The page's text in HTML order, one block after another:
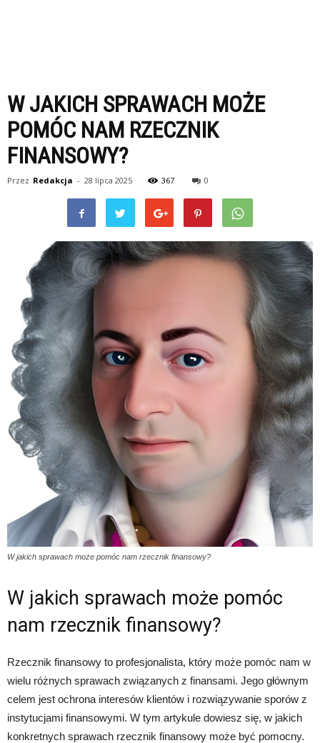
W JAKICH SPRAWACH MOŻE
POMÓC NAM RZECZNIK
FINANSOWY?
Przez Redakcja - 28 lipca 2025 367 0
W jakich sprawach może pomóc nam rzecznik finansowy?
W jakich sprawach może pomóc
nam rzecznik finansowy?
Rzecznik finansowy to profesjonalista, który może pomóc nam w
wielu różnych sprawach związanych z finansami. Jego głównym
celem jest ochrona interesów klientów i rozwiązywanie sporów z
instytucjami finansowymi. W tym artykule dowiesz się, w jakich
konkretnych sprawach rzecznik finansowy może być pomocny.